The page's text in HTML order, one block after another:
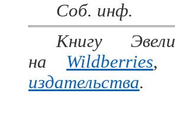
Соб. инф.
Книгу
на Wildberries,
издательства.